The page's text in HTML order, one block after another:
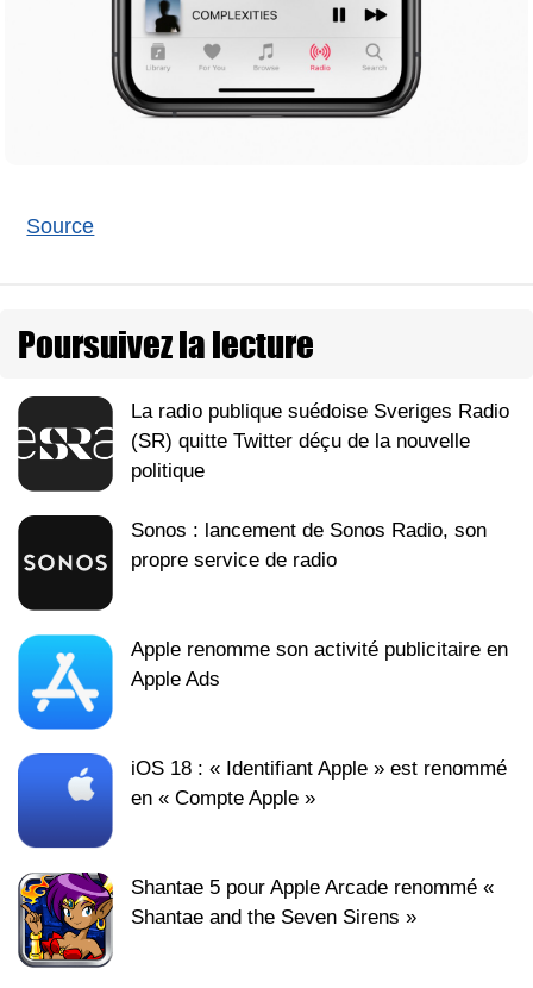
Source
Poursuivez la lecture
La radio publique suédoise Sveriges Radio
(SR) quitte Twitter déçu de la nouvelle
politique
Sonos : lancement de Sonos Radio, son
propre service de radio
Apple renomme son activité publicitaire en
Apple Ads
iOS 18 : « Identifiant Apple » est renommé
en « Compte Apple »
Shantae 5 pour Apple Arcade renommé «
Shantae and the Seven Sirens »